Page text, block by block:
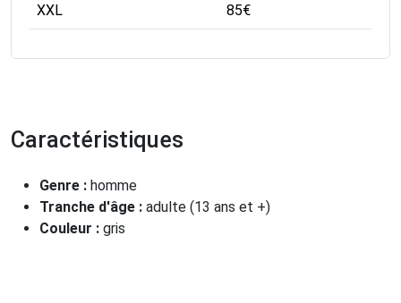
XXL 85€
Caractéristiques
Genre : homme
Tranche d'âge : adulte (13 ans et +)
Couleur : gris